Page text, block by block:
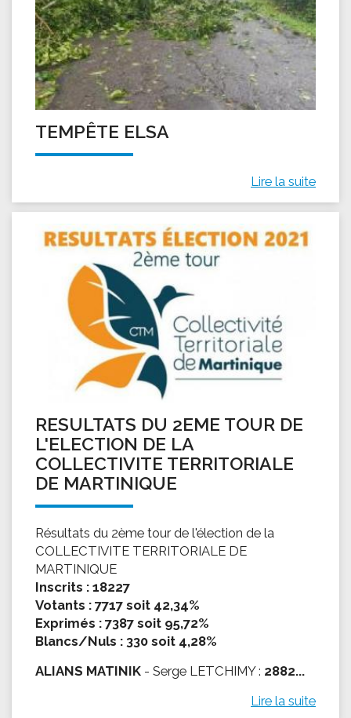
TEMPÊTE ELSA
Lire la suite
RESULTATS DU 2EME TOUR DE
L'ELECTION DE LA
COLLECTIVITE TERRITORIALE
DE MARTINIQUE
Résultats du 2ème tour de l'élection de la
COLLECTIVITE TERRITORIALE DE
MARTINIQUE
Inscrits : 18227
Votants : 7717 soit 42,34%
Exprimés : 7387 soit 95,72%
Blancs/Nuls : 330 soit 4,28%
ALIANS MATINIK - Serge LETCHIMY : 2882...
Lire la suite